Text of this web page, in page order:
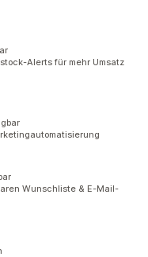
Alerts für mehr Umsatz
Wunschliste & E-Mail-